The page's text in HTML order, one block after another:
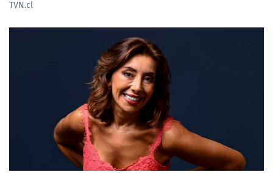
ACTUALIDAD Y TENDENCIAS
CORPORATIVO Y TRANSPARENCIA
TVN.cl